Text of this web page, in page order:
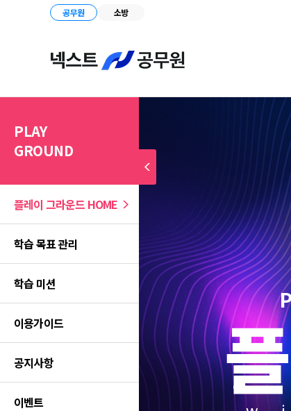
공무원 소방
PLAY
GROUND
플레이 그라운드 HOME
학습 목표 관리
학습 미션
이용가이드
공지사항
이벤트